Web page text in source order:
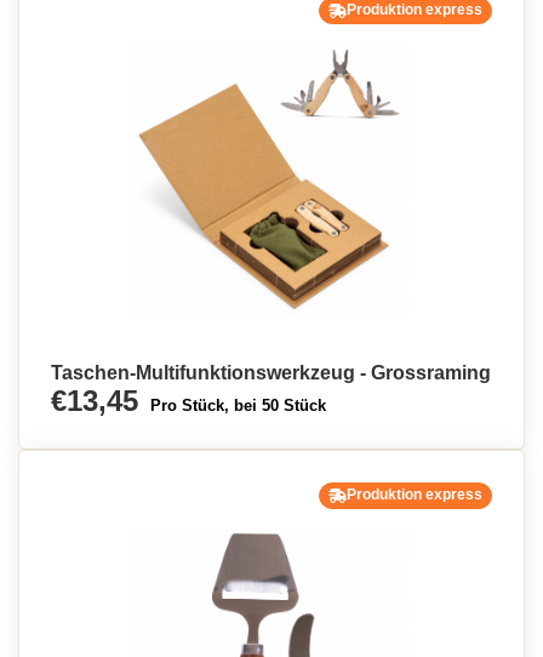
Produktion express
Taschen-Multifunktionswerkzeug - Grossraming
€13,45 Pro Stück, bei 50 Stück
Produktion express